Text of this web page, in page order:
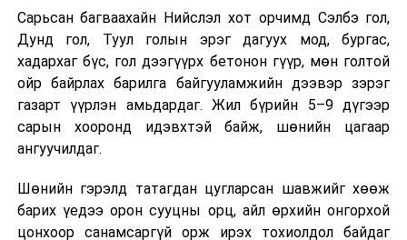
байна. Тус бүр нь 14,000 м³ нэрлэсэн багтаамжтай, 36
метрийн диаметр, 14.5 метрийн өндөртэй долоон
босоо ган сав барихаар төлөвлөсөн. Нийт хөрөнгө
оруулалтын хэмжээ 151.26 тэрбум төгрөг бөгөөд
жилийн 9 хувийн хүүтэй хөнгөлөлттэй зээлийн
хүрээнд арилжааны банкнаас 151.0 тэрбумын
гүйцэтгэл нь 40 хувьтай байгаа бөгөөд 2027 оны 12
дүгээр сарын 31-нд багтаан бүрэн ашиглалтад
оруулахаар төлөвлөснийг “Шунхлай” ХХК-ийн техник
Сарьсан багваахайн Нийслэл хот орчимд Сэлбэ гол,
Дунд гол, Туул голын эрэг дагуух мод, бургас,
хадархаг бүс, гол дээгүүрх бетонон гүүр, мөн голтой
ойр байрлах барилга байгууламжийн дээвэр зэрэг
газарт үүрлэн амьдардаг. Жил бүрийн 5–9 дүгээр
сарын хооронд идэвхтэй байж, шөнийн цагаар
ангуучилдаг.
Шөнийн гэрэлд татагдан цугларсан шавжийг хөөж
барих үедээ орон сууцны орц, айл өрхийн онгорхой
цонхоор санамсаргүй орж ирэх тохиолдол байдаг